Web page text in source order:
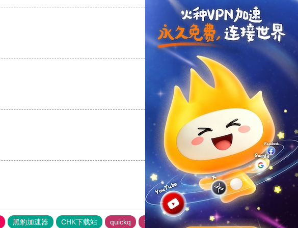
[0] 反对[0]
支持[0] 反对[0]
黑豹加速器 CHK下载站 quickq 书游下载站 俺来买下载站 快橙加速器